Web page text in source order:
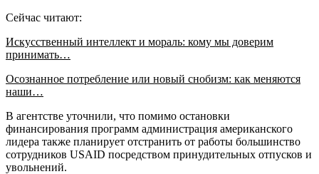
Сейчас читают:
Искусственный интеллект и мораль: кому мы доверим
принимать…
Осознанное потребление или новый снобизм: как меняются
наши…
В агентстве уточнили, что помимо остановки
финансирования программ администрация американского
лидера также планирует отстранить от работы большинство
сотрудников USAID посредством принудительных отпусков и
увольнений.